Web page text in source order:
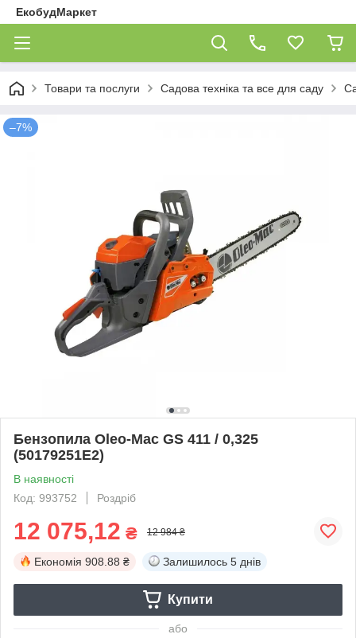
ЕкобудМаркет
Товари та послуги Садова техніка та все для саду
–7%
Бензопила Oleo-Маc GS 411 / 0,325
(50179251E2)
В наявності
Код: 993752
Роздріб
12 075,12 ₴ 12 984 ₴
Економія 908.88 ₴ Залишилось 5 днів
Купити
або